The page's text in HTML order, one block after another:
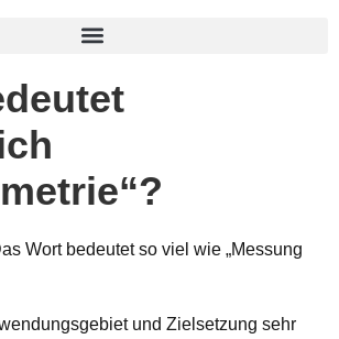
Wort bedeutet so viel wie „Messung
und Zielsetzung sehr